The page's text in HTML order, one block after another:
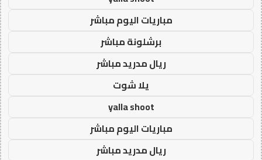
مباريات اليوم مباشر
برشلونة مباشر
ريال مدريد مباشر
يلا شوت
yalla shoot
مباريات اليوم مباشر
ريال مدريد مباشر